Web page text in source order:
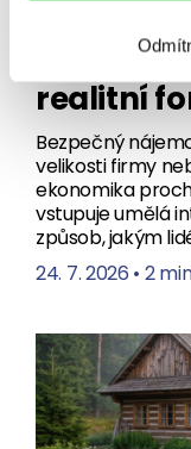
základ
realitní
Bezpečný
velikosti firmy
ekonomika
vstupuje umělá
způsob, jakým
24. 7. 2026 • 2